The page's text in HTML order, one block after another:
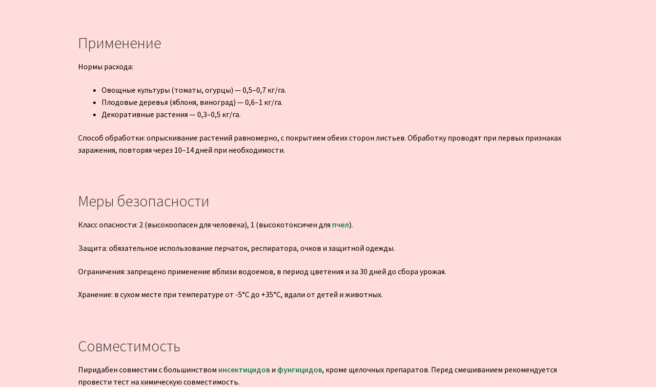
Применение
Нормы расхода:
Овощные культуры (томаты, огурцы) — 0,5–0,7 кг/га.
Плодовые деревья (яблоня, виноград) — 0,6–1 кг/га.
Декоративные растения — 0,3–0,5 кг/га.
Способ обработки: опрыскивание растений равномерно, с покрытием обеих сторон листьев. Обработку проводят при первых признаках
заражения, повторяя через 10–14 дней при необходимости.
Меры безопасности
Класс опасности: 2 (высокоопасен для человека), 1 (высокотоксичен для пчел).
Защита: обязательное использование перчаток, респиратора, очков и защитной одежды.
Ограничения: запрещено применение вблизи водоемов, в период цветения и за 30 дней до сбора урожая.
Хранение: в сухом месте при температуре от -5°C до +35°C, вдали от детей и животных.
Совместимость
Пиридабен совместим с большинством инсектицидов и фунгицидов, кроме щелочных препаратов. Перед смешиванием рекомендуется
провести тест на химическую совместимость.